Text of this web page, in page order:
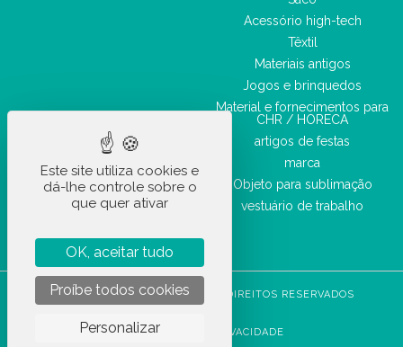
Acessório high-tech
Têxtil
Materiais antigos
Jogos e brinquedos
Material e fornecimentos para
CHR / HORECA
artigos de festas
marca
Objeto para sublimação
vestuário de trabalho
STOCKETIK © 2023 - TODOS OS DIREITOS RESERVADOS
POLÍTICA DE PRIVACIDADE
Este site utiliza cookies e
dá-lhe controle sobre o
que quer ativar
OK, aceitar tudo
Proíbe todos cookies
Personalizar